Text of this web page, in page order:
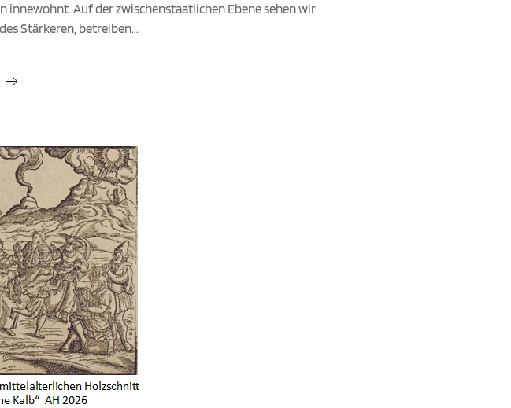
Auf der zwischenstaatlichen Ebene sehen wir
Stärkeren, betreiben...